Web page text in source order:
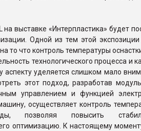
на выставке «Интерпластика» будет
Одной из тем этой экспозиции
то что контроль температуры
технологического процесса и
аспекту уделяется слишком мало
этот подход, разработав модуль
управлением и функцией
осуществляет контроль
позволяя повысить
оптимизацию. К настоящему